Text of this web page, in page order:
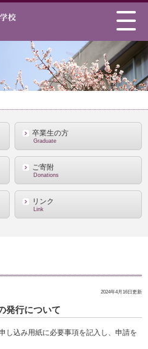
卒業生の方
Graduate
ご寄附
Donations
リンク
Link
2024年4月16日更新
発行について
し込み用紙に必要事項を記入し、申請を